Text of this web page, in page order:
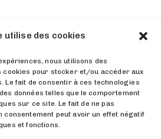
utilise des cookies
nous utilisons des
cookies pour stocker et/ou accéder aux
Le fait de consentir à ces technologies
données telles que le comportement
sur ce site. Le fait de ne pas
peut avoir un effet négatif
et fonctions.